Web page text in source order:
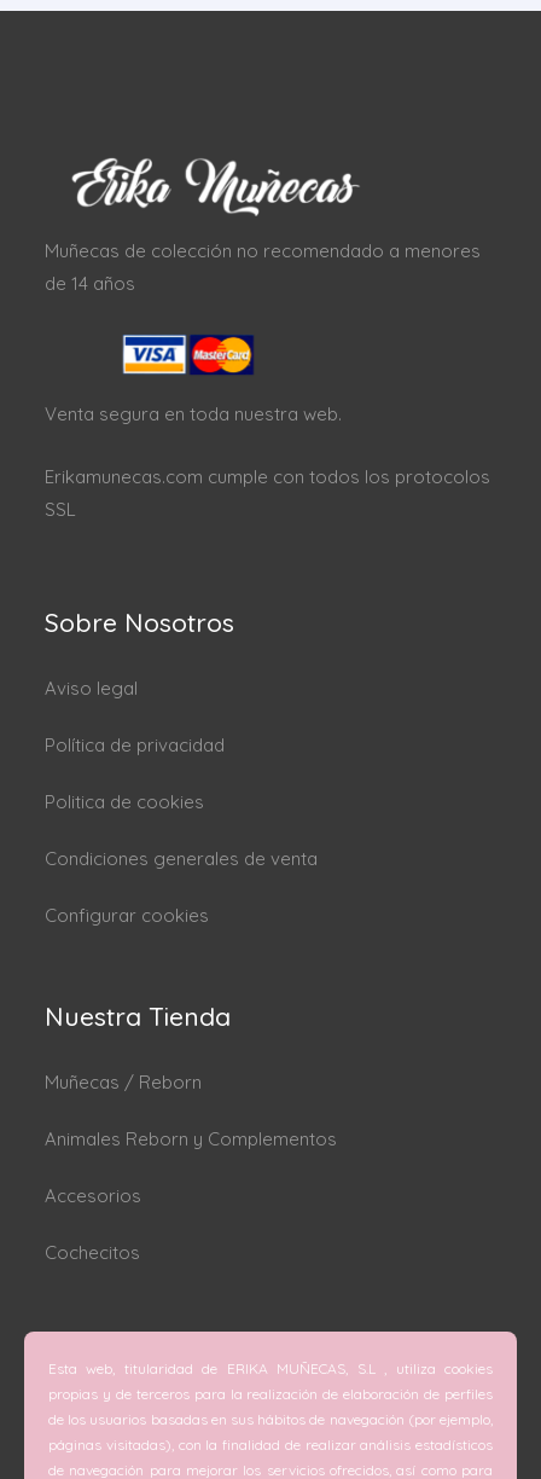
Muñecas de colección no recomendado a menores
de 14 años
Venta segura en toda nuestra web.
Erikamunecas.com cumple con todos los protocolos
SSL
Sobre Nosotros
Aviso legal
Política de privacidad
Politica de cookies
Condiciones generales de venta
Configurar cookies
Nuestra Tienda
Muñecas / Reborn
Animales Reborn y Complementos
Accesorios
Cochecitos
C/ San Vicente Mártir nº 74 (Valencia).
C/ Doctor Melis nº 6 (Grao de Gandía).
Esta web, titularidad de ERIKA MUÑECAS, S.L , utiliza cookies
propias y de terceros para la realización de elaboración de perfiles
de los usuarios basadas en sus hábitos de navegación (por ejemplo,
páginas visitadas), con la finalidad de realizar análisis estadísticos
de navegación para mejorar los servicios ofrecidos, así como para